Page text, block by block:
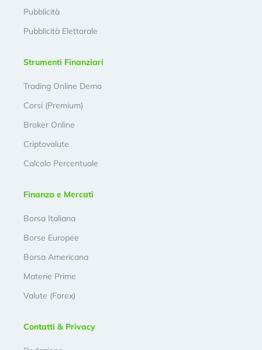
Pubblicità
Pubblicità Elettorale
Strumenti Finanziari
Trading Online Demo
Corsi (Premium)
Broker Online
Criptovalute
Calcolo Percentuale
Finanza e Mercati
Borsa Italiana
Borse Europee
Borsa Americana
Materie Prime
Valute (Forex)
Contatti & Privacy